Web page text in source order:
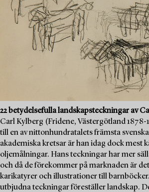
22 betydelsefulla landskapsteckningar av
Carl Kylberg (Fridene, Västergötland 1878-
till en av nittonhundratalets främsta
akademiska kretsar är han idag dock mest
oljemålningar. Hans teckningar har mer
och då de förekommer på marknaden är
karikatyrer och illustrationer till
utbjudna teckningar föreställer landskap.